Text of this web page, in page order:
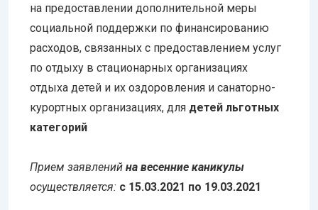
на предоставлении дополнительной меры
социальной поддержки по финансированию
расходов, связанных с предоставлением услуг
по отдыху в стационарных организациях
отдыха детей и их оздоровления и санаторно-
курортных организациях, для детей льготных
категорий
Прием заявлений на весенние каникулы
осуществляется: с 15.03.2021 по 19.03.2021